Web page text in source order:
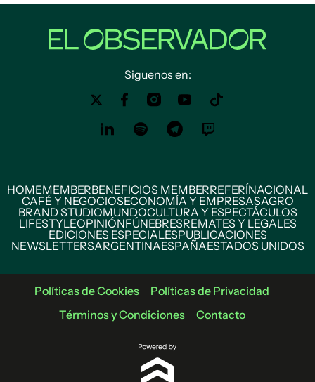
Siguenos en:
HOMEMEMBERBENEFICIOS MEMBERREFERÍNACIONAL
CAFÉ Y NEGOCIOSECONOMÍA Y EMPRESASAGRO
BRAND STUDIOMUNDOCULTURA Y ESPECTÁCULOS
LIFESTYLEOPINIÓNFÚNEBRESREMATES Y LEGALES
EDICIONES ESPECIALESPUBLICACIONES
NEWSLETTERSARGENTINAESPAÑAESTADOS UNIDOS
Políticas de Cookies
Políticas de Privacidad
Términos y Condiciones
Contacto